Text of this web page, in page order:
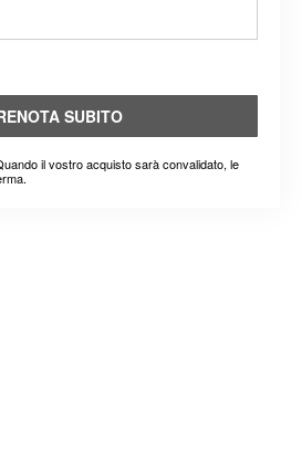
SUBITO
il vostro acquisto sarà convalidato, le